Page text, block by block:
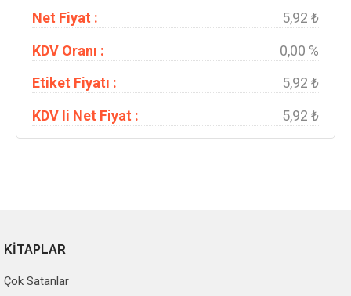
Net Fiyat :
5,92 ₺
KDV Oranı :
0,00 %
Etiket Fiyatı :
5,92 ₺
KDV li Net Fiyat :
5,92 ₺
KİTAPLAR
Çok Satanlar